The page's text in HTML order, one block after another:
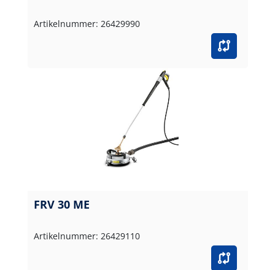
Artikelnummer: 26429990
FRV 30 ME
Artikelnummer: 26429110